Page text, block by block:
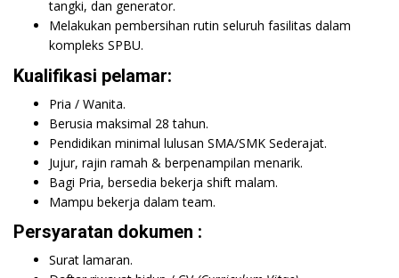
tangki, dan generator.
Melakukan pembersihan rutin seluruh fasilitas dalam
kompleks SPBU.
Kualifikasi pelamar:
Pria / Wanita.
Berusia maksimal 28 tahun.
Pendidikan minimal lulusan SMA/SMK Sederajat.
Jujur, rajin ramah & berpenampilan menarik.
Bagi Pria, bersedia bekerja shift malam.
Mampu bekerja dalam team.
Persyaratan dokumen :
Surat lamaran.